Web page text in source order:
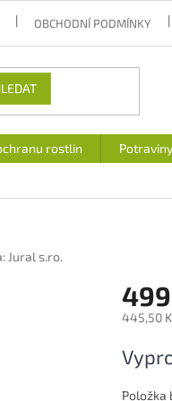
OBCHODNÍ PODMÍNKY
rostlin Potraviny
Jural s.ro.
445,50
cena:
Položka